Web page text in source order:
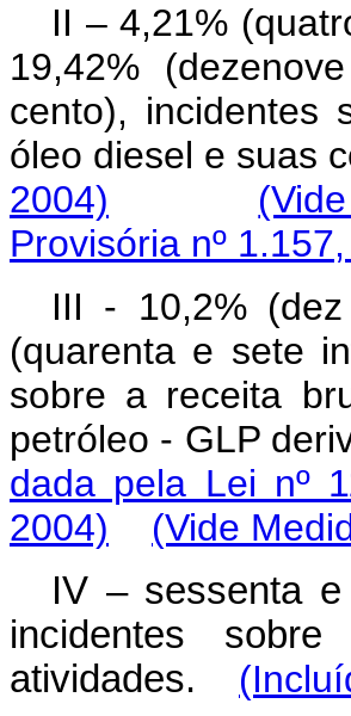
II – 4,21%
19,42%
cento), incidentes
óleo diesel e suas
2004)
Provisória nº
III - 10,2%
(quarenta e sete
sobre a receita
petróleo - GLP
dada pela Lei nº
2004)
(Vide
IV – sessenta
incidentes
atividades.